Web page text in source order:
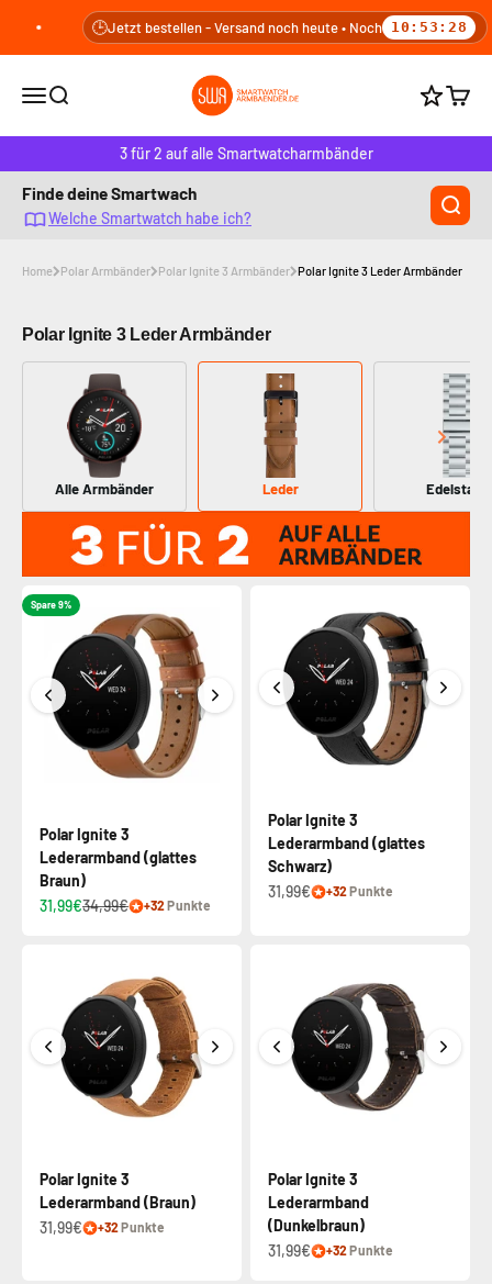
Zum Inhalt springen
🕒 Jetzt bestellen - Versand noch heute • Noch 10:53:27
Navigationsmenü öffnen
Suche öffnen
smartwatcharmbaender.de
Punkte
3 für 2 auf alle Smartwatcharmbänder
Finde deine Smartwach
Welche Smartwatch habe ich?
Home Polar Armbänder Polar Ignite 3 Armbänder Polar Ignite 3 Leder Armbänder
Polar Ignite 3 Leder Armbänder
Alle Armbänder Leder Edelstahl
Spare 9%
Polar Ignite 3
Lederarmband (glattes
Braun)
31,99€34,99€ +32Punkte
Polar Ignite 3
Lederarmband (glattes
Schwarz)
31,99€
+32Punkte
Polar Ignite 3
Lederarmband (Braun)
31,99€
+32Punkte
Polar Ignite 3
Lederarmband
(Dunkelbraun)
31,99€
+32Punkte